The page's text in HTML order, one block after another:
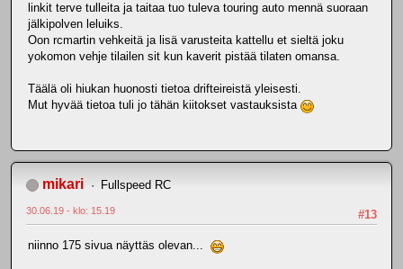
linkit terve tulleita ja taitaa tuo tuleva touring auto mennä suoraan
jälkipolven leluiks.
Oon rcmartin vehkeitä ja lisä varusteita kattellu et sieltä joku
yokomon vehje tilailen sit kun kaverit pistää tilaten omansa.
Täälä oli hiukan huonosti tietoa drifteireistä yleisesti.
Mut hyvää tietoa tuli jo tähän kiitokset vastauksista
mikari Fullspeed RC
#13
30.06.19 - klo: 15.19
niinno 175 sivua näyttäs olevan...